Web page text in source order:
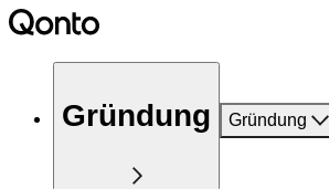
Gründung Gründung